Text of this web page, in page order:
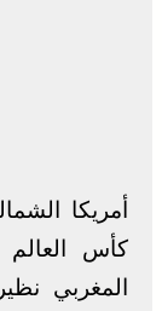
أمريكا
كأس العالم
المغربي